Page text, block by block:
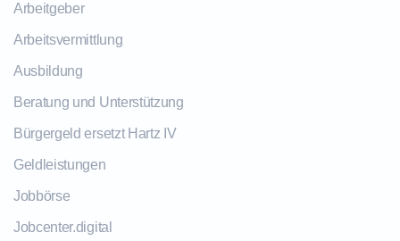
Arbeitgeber
Arbeitsvermittlung
Ausbildung
Beratung und Unterstützung
Bürgergeld ersetzt Hartz IV
Geldleistungen
Jobbörse
Jobcenter.digital